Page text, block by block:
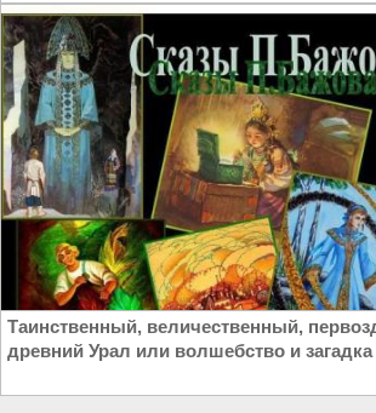
Таинственный, величественный,
древний Урал или волшебство и